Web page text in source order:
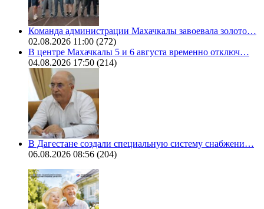
Команда администрации Махачкалы завоевала золото…
02.08.2026 11:00 (272)
В центре Махачкалы 5 и 6 августа временно отключ…
04.08.2026 17:50 (214)
В Дагестане создали специальную систему снабжени…
06.08.2026 08:56 (204)